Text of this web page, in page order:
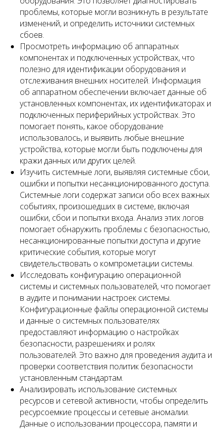
проблемы, которые могли возникнуть в результате
изменений, и определить источники системных
сбоев.
Просмотреть информацию об аппаратных
компонентах и подключенных устройствах, что
полезно для идентификации оборудования и
отслеживания внешних носителей. Информация
об аппаратном обеспечении включает данные об
установленных компонентах, их идентификаторах и
подключенных периферийных устройствах. Это
помогает понять, какое оборудование
использовалось, и выявить любые внешние
устройства, которые могли быть подключены для
кражи данных или других целей.
Изучить системные логи, выявляя системные сбои,
ошибки и попытки несанкционированного доступа.
Системные логи содержат записи обо всех важных
событиях, произошедших в системе, включая
ошибки, сбои и попытки входа. Анализ этих логов
помогает обнаружить проблемы с безопасностью,
несанкционированные попытки доступа и другие
критические события, которые могут
свидетельствовать о компрометации системы.
Исследовать конфигурацию операционной
системы и системных пользователей, что помогает
в аудите и понимании настроек системы.
Конфигурационные файлы операционной системы
и данные о системных пользователях
предоставляют информацию о настройках
безопасности, разрешениях и ролях
пользователей. Это важно для проведения аудита и
проверки соответствия политик безопасности
установленным стандартам.
Анализировать использование системных
ресурсов и сетевой активности, чтобы определить
ресурсоемкие процессы и сетевые аномалии.
Данные о использовании процессора, памяти и